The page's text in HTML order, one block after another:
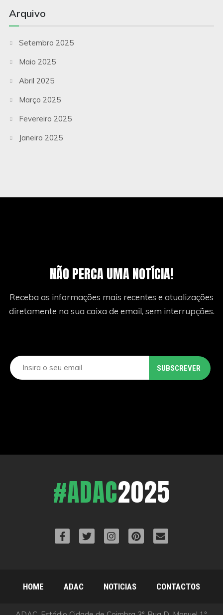
Arquivo
Setembro 2025
Maio 2025
Abril 2025
Março 2025
Fevereiro 2025
Janeiro 2025
NÃO PERCA UMA NOTÍCIA!
Receba as informações mais recentes e atualizações
diretamente na sua caixa de email, sem interrupções.
#ADAC2025
HOME ADAC NOTICIAS CONTACTOS